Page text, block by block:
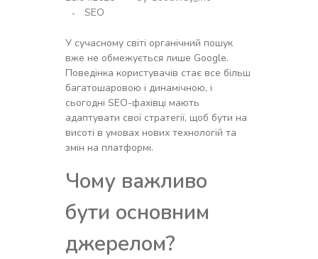
SEO
У сучасному світі органічний пошук
вже не обмежується лише Google.
Поведінка користувачів стає все більш
багатошаровою і динамічною, і
сьогодні SEO-фахівці мають
адаптувати свої стратегії, щоб бути на
висоті в умовах нових технологій та
змін на платформі.
Чому важливо
бути основним
джерелом?